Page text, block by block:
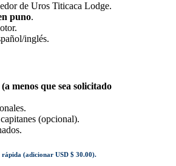
de Uros Titicaca Lodge.
puno.
inglés.
menos que sea solicitado
(opcional).
(adicionar USD $ 30.00).